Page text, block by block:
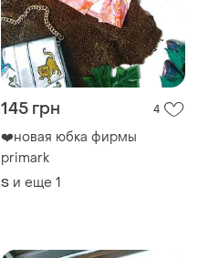
145 грн 4
❤️новая юбка фирмы
primark
S и еще 1